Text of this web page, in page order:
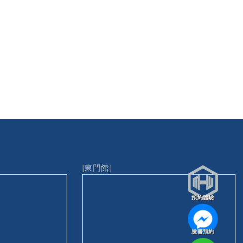
[東門館]
預約體驗
臉書預約